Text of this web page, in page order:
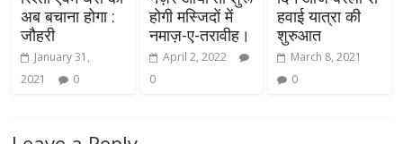
अब बचाना होगा :
जौहरी
January 31,
2021
0
होगी मस्जिदों में
नमाज़-ए-तरावीह।
April 2, 2022
0
हवाई यात्रा की
शुरुआत
March 8, 2021
0